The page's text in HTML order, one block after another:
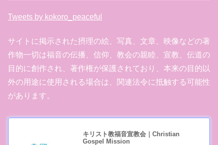
Tweets by kokoro_peaceful
サイトに掲示された摂理の絵、写真、文章、映像などの著
作物一切は福音の伝播、信仰、教会の親睦、宣教、伝道の
目的に創作され、著作権が保護されており、本来の目的以
外の用途に使用される場合は、関連法令に抵触する可能性
があります。
キリスト教福音宣教会｜Christian
Gospel Mission